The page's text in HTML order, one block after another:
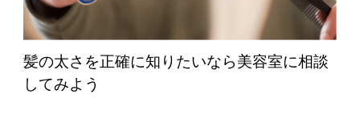
髪の太さを正確に知りたいなら美容室に相談
してみよう